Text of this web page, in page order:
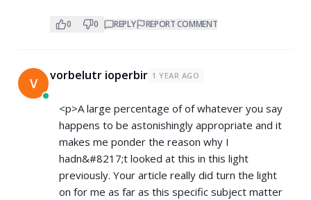
0 0 REPLY REPORT COMMENT
V vorbelutr ioperbir 1 YEAR AGO
<p>A large percentage of of whatever you say
happens to be astonishingly appropriate and it
makes me ponder the reason why I
hadn&#8217;t looked at this in this light
previously. Your article really did turn the light
on for me as far as this specific subject matter